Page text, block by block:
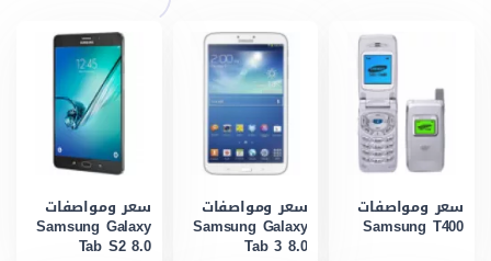
سعر ومواصفات
Samsung T400
سعر ومواصفات
Samsung Galaxy
Tab 3 8.0
سعر ومواصفات
Samsung Galaxy
Tab S2 8.0